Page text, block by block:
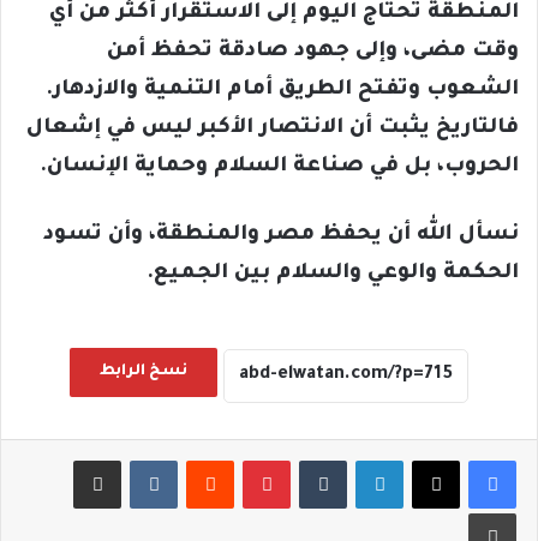
المنطقة تحتاج اليوم إلى الاستقرار أكثر من أي
وقت مضى، وإلى جهود صادقة تحفظ أمن
الشعوب وتفتح الطريق أمام التنمية والازدهار.
فالتاريخ يثبت أن الانتصار الأكبر ليس في إشعال
الحروب، بل في صناعة السلام وحماية الإنسان.
نسأل الله أن يحفظ مصر والمنطقة، وأن تسود
الحكمة والوعي والسلام بين الجميع.
نسخ الرابط
لينكدإن بينتيريست مشاركة عبر البريد
طباعة